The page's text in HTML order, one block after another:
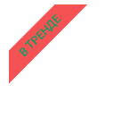
В ТРЕНДЕ